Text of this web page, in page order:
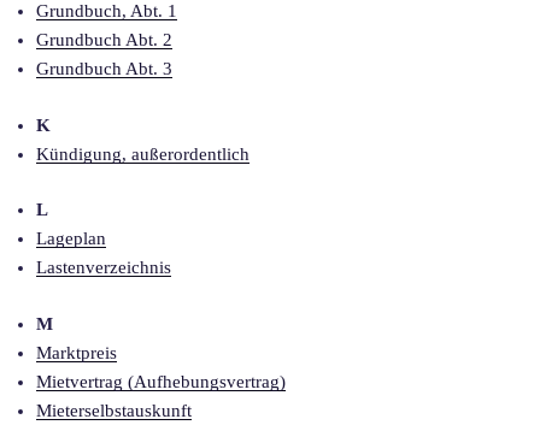
Grundbuch, Abt. 1
Grundbuch Abt. 2
Grundbuch Abt. 3
K
Kündigung, außerordentlich
L
Lageplan
Lastenverzeichnis
M
Marktpreis
Mietvertrag (Aufhebungsvertrag)
Mieterselbstauskunft